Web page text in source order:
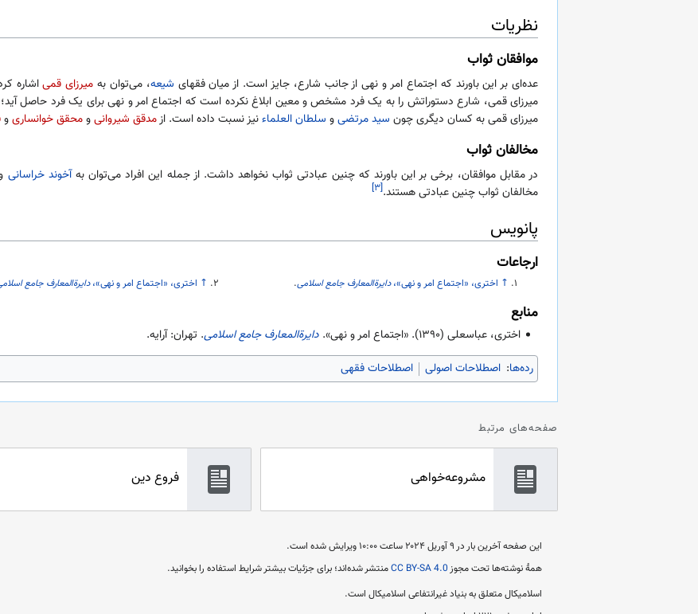
نظریات
موافقان ثواب
عده‌ای بر این باورند که اجتماع امر و نهی از جانب شارع، جایز است. از میان فقهای شیعه، می‌توان به میرزای قمیاشاره
میرزای قمی، شارع دستوراتش را به یک فرد مشخص و معین ابلاغ نکرده است که اجتماع امر و نهی برای یک فرد حاصل آید؛
میرزای قمی به کسان دیگری چون سید مرتضیو سلطان العلماءنیز نسبت داده است. ازمدقق شیروانیومحقق خوانساریو
مخالفان ثواب
در مقابل موافقان، برخی بر این باورند که چنین عبادتی ثواب نخواهد داشت. از جمله این افراد می‌توان بهآخوند خراسانی
مخالفان ثواب چنین عبادتی هستند.[۳]
پانویس
ارجاعات
↑ اختری، «اجتماع امر و نهی»،دایرةالمعارف جامع اسلامی.
↑ اختری، «اجتماع امر و نهی»،دایرةالمعارف جامع
منابع
اختری، عباسعلی (۱۳۹۰). «اجتماع امر و نهی».دایرةالمعارف جامع اسلامی. تهران: آرایه.
رده‌ها: اصطلاحات اصولی اصطلاحات فقهی
صفحه‌های مرتبط
مشروعه‌خواهی فروع دین
این صفحه آخرین بار در ‏۹ آوریل ۲۰۲۴ ساعت ‏۱۰:۰۰ ویرایش شده است.
همهٔ نوشته‌ها تحت مجوز CC BY-SA 4.0منتشر شده‌اند؛ برای جزئیات بیشتر شرایط استفاده را بخوانید.
اسلامیکال متعلق به بنیاد غیرانتفاعی اسلامیکال است.